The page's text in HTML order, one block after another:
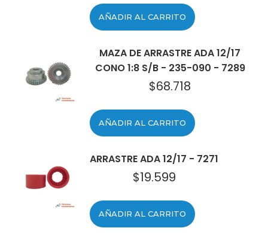
AÑADIR AL CARRITO
MAZA DE ARRASTRE ADA 12/17
CONO 1:8 S/B - 235-090 - 7289
$68.718
AÑADIR AL CARRITO
ARRASTRE ADA 12/17 - 7271
$19.599
AÑADIR AL CARRITO